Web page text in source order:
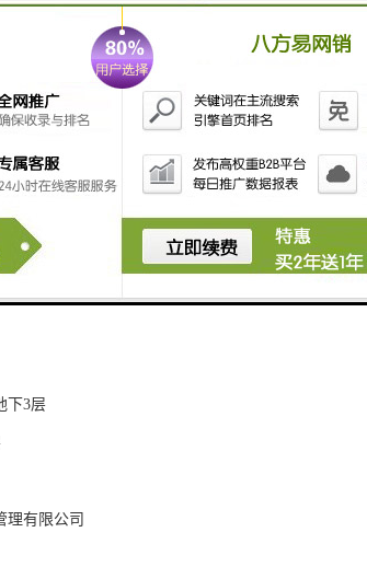
已入驻企业：腾讯QQ 科兴科学园位于南山科技园
网团队
）
下3层
理有限公司